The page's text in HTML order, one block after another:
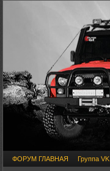
ФОРУМ ГЛАВНАЯ Группа VK